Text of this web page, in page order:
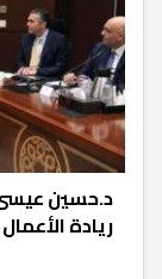
د.حسين
ريادة الأعمال